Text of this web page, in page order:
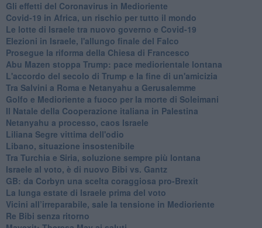
Gli effetti del Coronavirus in Medioriente
Covid-19 in Africa, un rischio per tutto il mondo
Le lotte di Israele tra nuovo governo e Covid-19
Elezioni in Israele, l'allungo finale del Falco
Prosegue la riforma della Chiesa di Francesco
Abu Mazen stoppa Trump: pace mediorientale lontana
L'accordo del secolo di Trump e la fine di un'amicizia
Tra Salvini a Roma e Netanyahu a Gerusalemme
Golfo e Medioriente a fuoco per la morte di Soleimani
Il Natale della Cooperazione italiana in Palestina
Netanyahu a processo, caos Israele
Liliana Segre vittima dell'odio
Libano, situazione insostenibile
Tra Turchia e Siria, soluzione sempre più lontana
Israele al voto, è di nuovo Bibi vs. Gantz
GB: da Corbyn una scelta coraggiosa pro-Brexit
La lunga estate di Israele prima del voto
Vicini all’irreparabile, sale la tensione in Medioriente
Re Bibi senza ritorno